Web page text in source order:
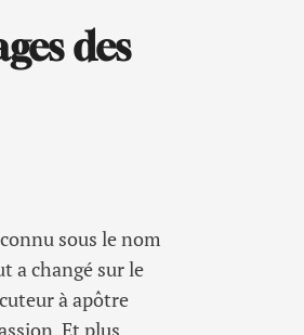
des
sous le nom
a changé sur le
à apôtre
Et plus